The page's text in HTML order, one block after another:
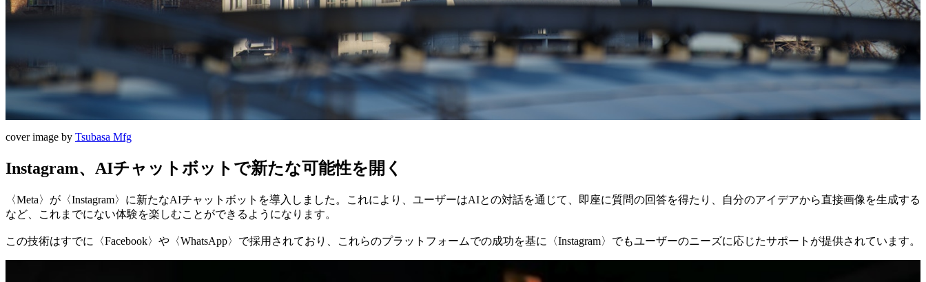
cover image by Tsubasa Mfg
Instagram、AIチャットボットで新たな可能性を開く
〈Meta〉が〈Instagram〉に新たなAIチャットボットを導入しました。これにより、ユーザーはAIとの対話を通じて、即座に質問の回答を得たり、自分のアイデアから直接画像を生成する
など、これまでにない体験を楽しむことができるようになります。
この技術はすでに〈Facebook〉や〈WhatsApp〉で採用されており、これらのプラットフォームでの成功を基に〈Instagram〉でもユーザーのニーズに応じたサポートが提供されています。